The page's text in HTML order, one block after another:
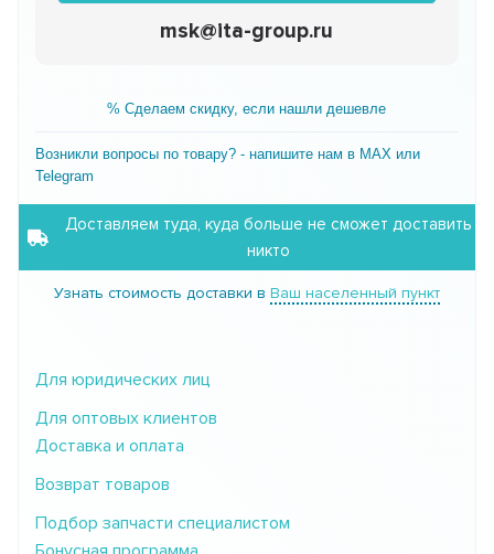
msk@ita-group.ru
% Сделаем скидку, если нашли дешевле
Возникли вопросы по товару? - напишите нам в MAX или
Telegram
Доставляем туда, куда больше не сможет доставить
никто
Узнать стоимость доставки в Ваш населенный пункт
Для юридических лиц
Для оптовых клиентов
Доставка и оплата
Возврат товаров
Подбор запчасти специалистом